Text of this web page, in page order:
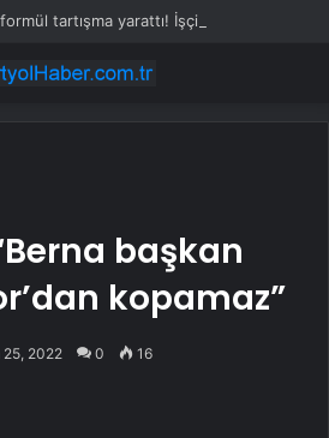
başkan
kopamaz”
25, 2022 0 16